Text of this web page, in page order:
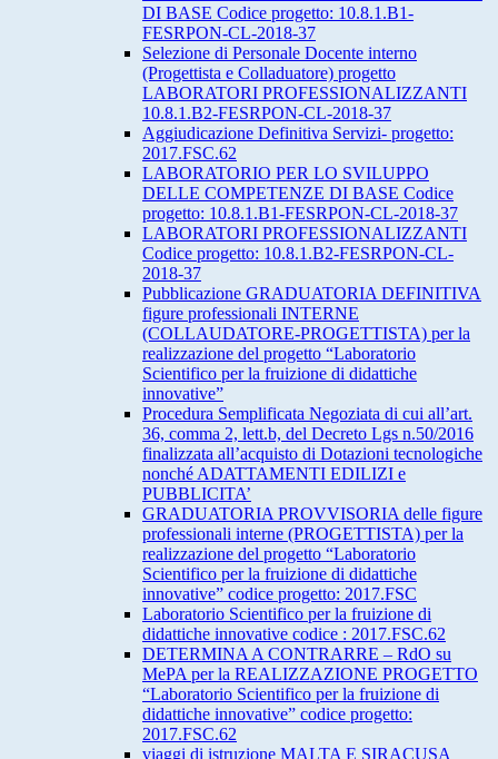
DI BASE Codice progetto: 10.8.1.B1-
FESRPON-CL-2018-37
Selezione di Personale Docente interno
(Progettista e Colladuatore) progetto
LABORATORI PROFESSIONALIZZANTI
10.8.1.B2-FESRPON-CL-2018-37
Aggiudicazione Definitiva Servizi- progetto:
2017.FSC.62
LABORATORIO PER LO SVILUPPO
DELLE COMPETENZE DI BASE Codice
progetto: 10.8.1.B1-FESRPON-CL-2018-37
LABORATORI PROFESSIONALIZZANTI
Codice progetto: 10.8.1.B2-FESRPON-CL-
2018-37
Pubblicazione GRADUATORIA DEFINITIVA
figure professionali INTERNE
(COLLAUDATORE-PROGETTISTA) per la
realizzazione del progetto “Laboratorio
Scientifico per la fruizione di didattiche
innovative”
Procedura Semplificata Negoziata di cui all’art.
36, comma 2, lett.b, del Decreto Lgs n.50/2016
finalizzata all’acquisto di Dotazioni tecnologiche
nonché ADATTAMENTI EDILIZI e
PUBBLICITA’
GRADUATORIA PROVVISORIA delle figure
professionali interne (PROGETTISTA) per la
realizzazione del progetto “Laboratorio
Scientifico per la fruizione di didattiche
innovative” codice progetto: 2017.FSC
Laboratorio Scientifico per la fruizione di
didattiche innovative codice : 2017.FSC.62
DETERMINA A CONTRARRE – RdO su
MePA per la REALIZZAZIONE PROGETTO
“Laboratorio Scientifico per la fruizione di
didattiche innovative” codice progetto:
2017.FSC.62
viaggi di istruzione MALTA E SIRACUSA